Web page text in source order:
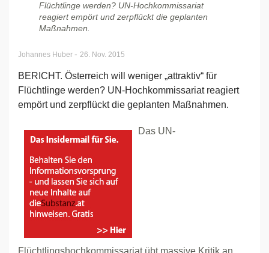
Flüchtlinge werden? UN-Hochkommissariat
reagiert empört und zerpflückt die geplanten
Maßnahmen.
Johannes Huber - 26. Nov. 2015
BERICHT. Österreich will weniger „attraktiv“ für
Flüchtlinge werden? UN-Hochkommissariat reagiert
empört und zerpflückt die geplanten Maßnahmen.
Das UN-
Flüchtlingshochkommissariat übt massive Kritik an